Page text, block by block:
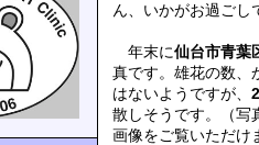
ん、いかがお過ごし
年末に仙台市青葉
真です。雄花の数、
はないようですが、
散しそうです。（写
画像をご覧いただけ